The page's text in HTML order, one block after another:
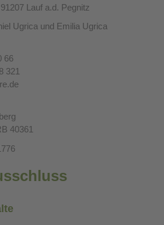
Lauf a.d. Pegnitz
Ugrica und Emilia Ugrica
66
321
40361